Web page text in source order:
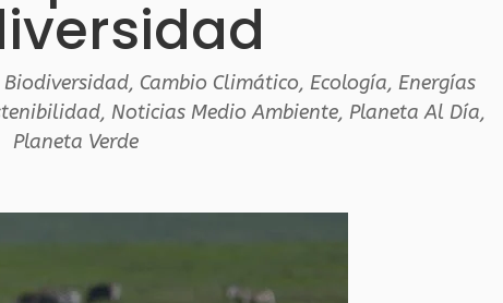
Biodiversidad, Cambio Climático,Ecología,Energías
,Noticias Medio Ambiente,Planeta Al Día,
Planeta Verde